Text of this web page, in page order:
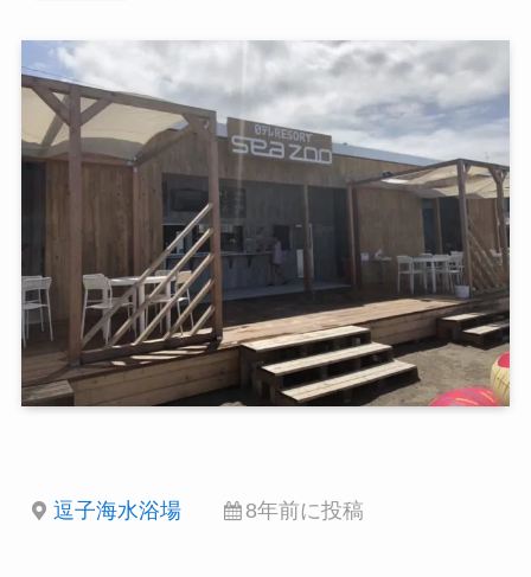
逗子海水浴場 8年前に投稿